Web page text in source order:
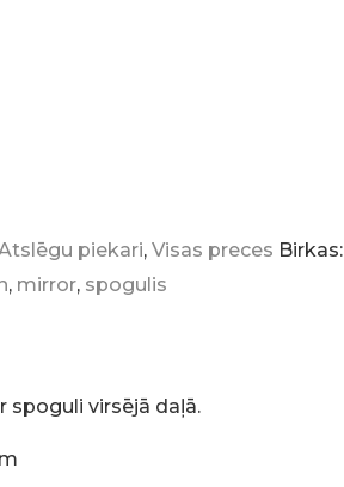
piekari, Visas preces Birkas:
, mirror, spogulis
spoguli virsējā daļā.